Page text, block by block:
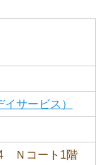
サービス）
Ｎコート1階